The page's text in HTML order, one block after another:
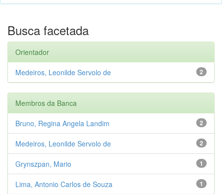
Busca facetada
Orientador
2
Medeiros, Leonilde Servolo de
Membros da Banca
2
Bruno, Regina Angela Landim
2
Medeiros, Leonilde Servolo de
1
Grynszpan, Mario
1
Lima, Antonio Carlos de Souza